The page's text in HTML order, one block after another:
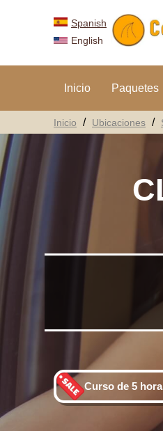
Spanish
English
Inicio Paquetes
Inicio Ubicaciones
Curso de 5